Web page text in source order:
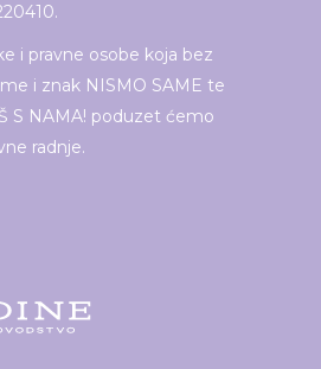
i pravne osobe koja bez
i znak NISMO SAME te
S NAMA! poduzet ćemo
radnje.